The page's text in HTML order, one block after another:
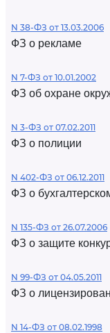
N 38-ФЗ от 13.03.2006
ФЗ о рекламе
N 7-ФЗ от 10.01.2002
ФЗ об охране
N 3-ФЗ от 07.02.2011
ФЗ о полиции
N 402-ФЗ от 06.12.2011
ФЗ о
N 135-ФЗ от 26.07.2006
ФЗ о защите
N 99-ФЗ от 04.05.2011
ФЗ о
N 14-ФЗ от 08.02.1998